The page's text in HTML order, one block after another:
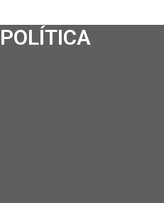
POLÍTICA